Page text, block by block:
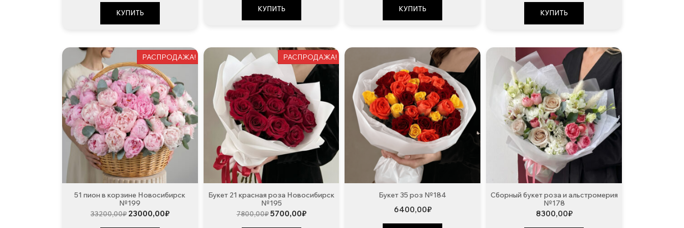
КУПИТЬ
8700,00₽.
КУПИТЬ КУПИТЬ КУПИТЬ
РАСПРОДАЖА!
51 пион в корзине Новосибирск
№199
33200,00₽ Первоначальная
23000,00₽Текущая
РАСПРОДАЖА!
Букет 21 красная роза Новосибирск
№195
7800,00₽ Первоначальная
5700,00₽Текущая
Букет 35 роз №184
6400,00₽
Сборный букет роза и альстромерия
№178
8300,00₽